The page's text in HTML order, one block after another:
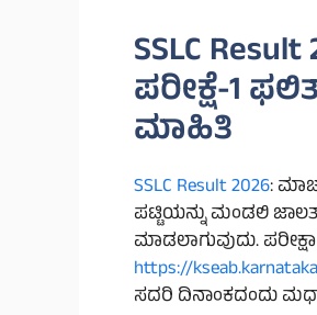
SSLC
ಪರೀಕ್ಷೆ-1
ಮಾಹಿತಿ
SSLC Result 2026:
ಪಟ್ಟಿಯನ್ನು ಮಂಡಲಿ
ಮಾಡಲಾಗುವುದು.
https://
ಸದರಿ ದಿನಾಂಕದಂದು